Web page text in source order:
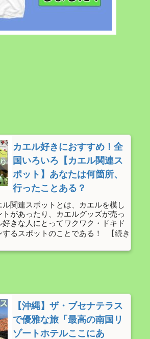
カエル好きにおすすめ！全
国いろいろ【カエル関連ス
ポット】あなたは何箇所、
行ったことある？
関連スポットとは、カエルを模し
があったり、カエルグッズが売っ
きな人にとってワクワク・ドキド
るスポットのことである！
【沖縄】ザ・ブセナテラス
で優雅な旅「最高の南国リ
ゾートホテルここにあ